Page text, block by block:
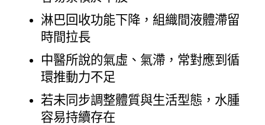
淋巴回收功能下降，組織間液體滯留
時間拉長
中醫所說的氣虛、氣滯，常對應到循
環推動力不足
若未同步調整體質與生活型態，水腫
容易持續存在